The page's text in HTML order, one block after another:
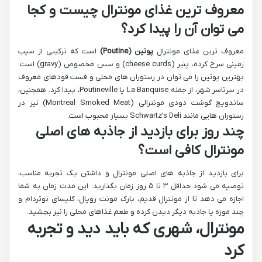
معروف ترین غذای مونترال چیست و کجا
می توان آن را پیدا کرد؟
معروف ترین غذای مونترال پوتین (Poutine)
است که ترکیبی از سیب
زمینی سرخ کرده، پنیر (cheese curds) و سس مخصوص (gravy) است.
بهترین پوتین را می توان در رستوران های محلی و فست فودهای معروف
در سرتاسر شهر، از جمله La Banquise یا Poutineville، پیدا کرد. همچنین،
ساندویچ گوشت دودی مونترالی (Montreal Smoked Meat) نیز در
رستوران هایی مانند Schwartz’s Deli بسیار محبوب است.
چند روز برای بازدید از جاذبه های اصلی
مونترال کافی است؟
برای بازدید از جاذبه های اصلی مونترال و داشتن یک تجربه مناسب،
توصیه می شود حداقل ۳ تا ۵ روز زمان بگذارید. این مدت زمان به شما
اجازه می دهد تا از مونترال قدیم، پارک مونت رویال، کلیسای نوتردام و
چند موزه یا جاذبه دیگر دیدن کرده و طعم غذاهای محلی را نیز بچشید.
مونترال، شهری که باید دید و تجربه
کرد